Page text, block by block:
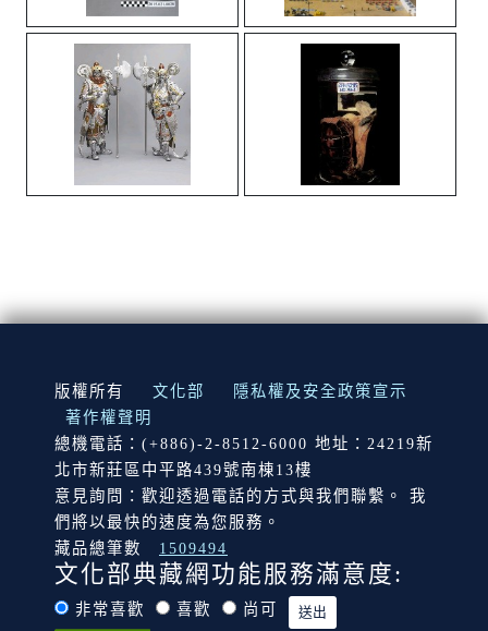
:::
版權所有 文化部
隱私權及安全政策宣示
著作權聲明
總機電話：(+886)-2-8512-6000 地址：24219新
北市新莊區中平路439號南棟13樓
意見詢問：歡迎透過電話的方式與我們聯繫。 我
們將以最快的速度為您服務。
藏品總筆數
1509494
文化部典藏網功能服務滿意度:
非常喜歡 喜歡 尚可